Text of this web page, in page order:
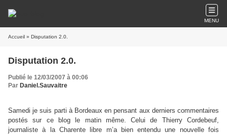
MENU
Accueil » Disputation 2.0.
Disputation 2.0.
Publié le 12/03/2007 à 00:06
Par Daniel.Sauvaitre
Samedi je suis parti à Bordeaux en pensant aux derniers commentaires
postés sur ce blog le matin même. Celui de Thierry Cordebeuf,
journaliste à
la Charentelibre m’a bien entendu une nouvelle fois